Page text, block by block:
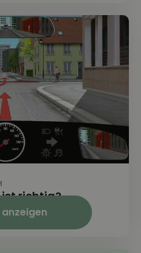
ist richtig?